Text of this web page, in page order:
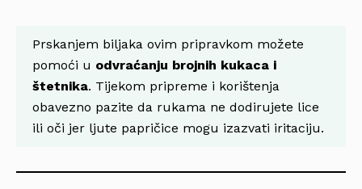
Prskanjem biljaka ovim pripravkom možete
pomoći u odvraćanju brojnih kukaca i
štetnika. Tijekom pripreme i korištenja
obavezno pazite da rukama ne dodirujete lice
ili oči jer ljute papričice mogu izazvati iritaciju.